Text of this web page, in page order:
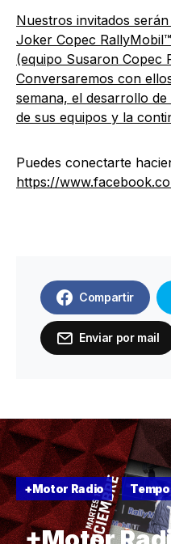
Nuestros invitados
Joker Copec
(equipo Susaron Copec
Conversaremos con
semana, el desarrollo
de sus equipos y la
Puedes conectarte
https://
Compartir
Enviar por mail
+Motor Radio